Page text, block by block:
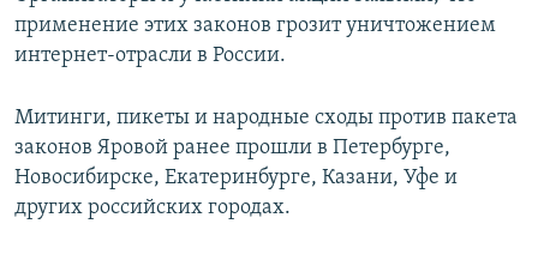
применение этих законов грозит уничтожением
интернет-отрасли в России.
Митинги, пикеты и народные сходы против пакета
законов Яровой ранее прошли в Петербурге,
Новосибирске, Екатеринбурге, Казани, Уфе и
других российских городах.